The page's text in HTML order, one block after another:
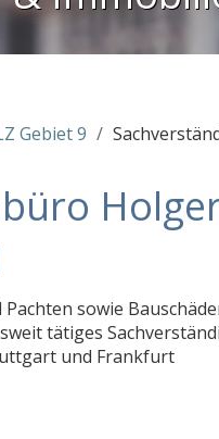
Gebiet 9 /
sowie
tätiges
und Frankfurt